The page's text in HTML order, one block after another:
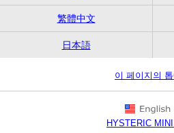
繁體中文
日本語
이 페이지의
HYSTERIC